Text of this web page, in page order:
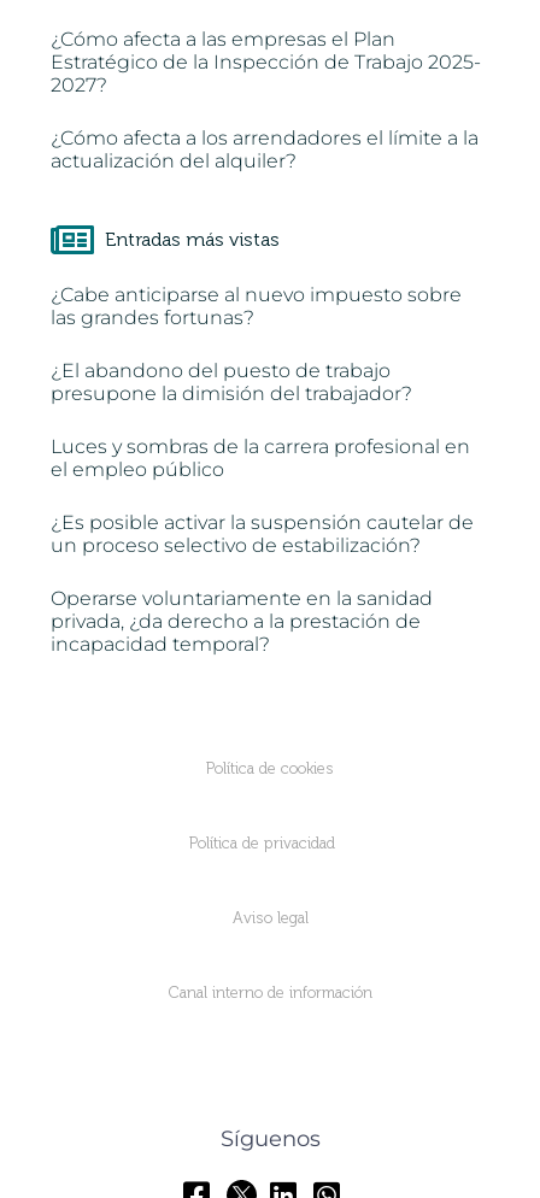
¿Cómo afecta a las empresas el Plan
Estratégico de la Inspección de Trabajo 2025-
2027?
¿Cómo afecta a los arrendadores el límite a la
actualización del alquiler?
Entradas más vistas
¿Cabe anticiparse al nuevo impuesto sobre
las grandes fortunas?
¿El abandono del puesto de trabajo
presupone la dimisión del trabajador?
Luces y sombras de la carrera profesional en
el empleo público
¿Es posible activar la suspensión cautelar de
un proceso selectivo de estabilización?
Operarse voluntariamente en la sanidad
privada, ¿da derecho a la prestación de
incapacidad temporal?
Política de cookies
Política de privacidad
Aviso legal
Canal interno de información
Síguenos